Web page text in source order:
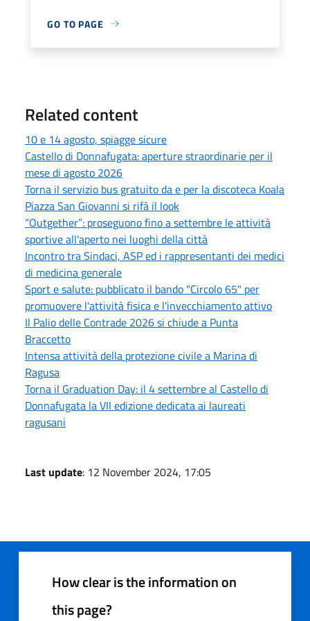
GO TO PAGE
Related content
10 e 14 agosto, spiagge sicure
Castello di Donnafugata: aperture straordinarie per il
mese di agosto 2026
Torna il servizio bus gratuito da e per la discoteca Koala
Piazza San Giovanni si rifà il look
“Outgether”: proseguono fino a settembre le attività
sportive all'aperto nei luoghi della città
Incontro tra Sindaci, ASP ed i rappresentanti dei medici
di medicina generale
Sport e salute: pubblicato il bando "Circolo 65" per
promuovere l'attività fisica e l'invecchiamento attivo
Il Palio delle Contrade 2026 si chiude a Punta
Braccetto
Intensa attività della protezione civile a Marina di
Ragusa
Torna il Graduation Day: il 4 settembre al Castello di
Donnafugata la VII edizione dedicata ai laureati
ragusani
Last update: 12 November 2024, 17:05
How clear is the information on
this page?